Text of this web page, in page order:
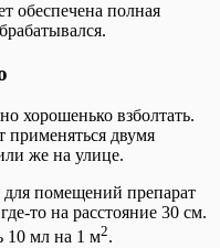
обеспечена полная
хорошенько взболтать.
применяться двумя
же на улице.
для помещений препарат
то на расстояние 30 см.
10 мл на 1 м2.